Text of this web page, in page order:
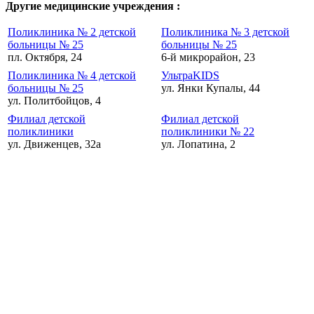
Другие медицинские учреждения :
Поликлиника № 2 детской
больницы № 25
пл. Октября, 24
Поликлиника № 3 детской
больницы № 25
6-й микрорайон, 23
Поликлиника № 4 детской
больницы № 25
ул. Политбойцов, 4
УльтраKIDS
ул. Янки Купалы, 44
Филиал детской
поликлиники
ул. Движенцев, 32а
Филиал детской
поликлиники № 22
ул. Лопатина, 2